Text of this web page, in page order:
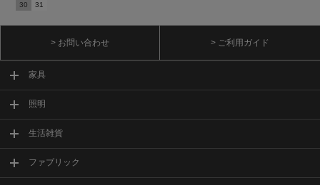
30
31
> お問い合わせ > ご利用ガイド
家具
照明
生活雑貨
ファブリック